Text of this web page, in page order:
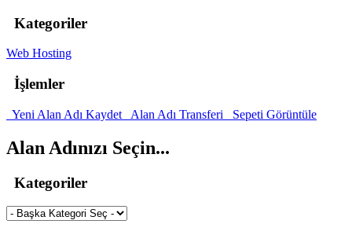
Kategoriler
Web Hosting
İşlemler
Yeni Alan Adı Kaydet Alan Adı Transferi Sepeti Görüntüle
Alan Adınızı Seçin...
Kategoriler